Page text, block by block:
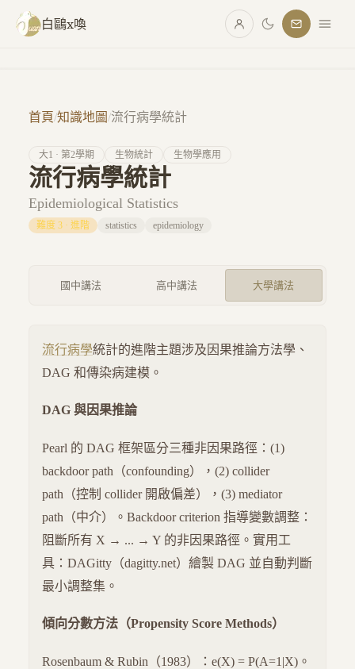
跳至主要內容
白鷗x喚
首頁/知識地圖/流行病學統計
大1 · 第2學期 生物統計 生物學應用
流行病學統計
Epidemiological Statistics
難度 3 · 進階 statistics epidemiology
國中講法 高中講法 大學講法
流行病學統計的進階主題涉及因果推論方法學、
DAG 和傳染病建模。
DAG 與因果推論
Pearl 的 DAG 框架區分三種非因果路徑：(1)
backdoor path（confounding），(2) collider
path（控制 collider 開啟偏差），(3) mediator
path（中介）。Backdoor criterion 指導變數調整：
阻斷所有 X → ... → Y 的非因果路徑。實用工
具：DAGitty（dagitty.net）繪製 DAG 並自動判斷
最小調整集。
傾向分數方法（Propensity Score Methods）
Rosenbaum & Rubin（1983）：e(X) = P(A=1|X)。